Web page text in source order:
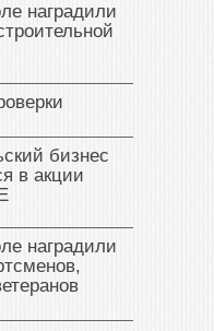
наградили
бизнес
в акции
наградили